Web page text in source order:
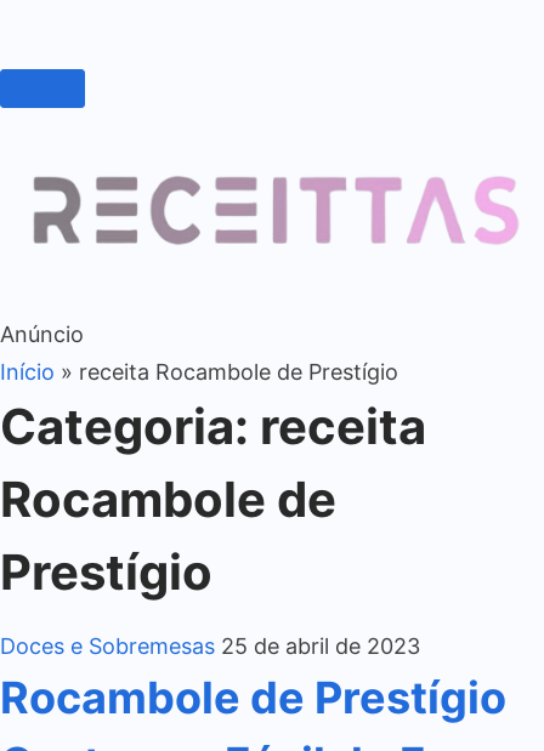
Anúncio
Início » receita Rocambole de Prestígio
Categoria: receita
Rocambole de
Prestígio
Doces e Sobremesas 25 de abril de 2023
Rocambole de Prestígio